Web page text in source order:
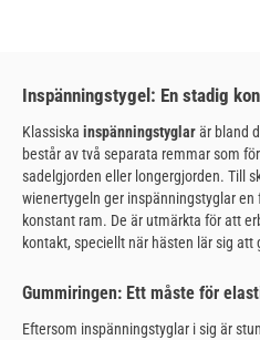
Inspänningstygel: En stadig
Klassiska inspänningstyglarär bland
består av två separata remmar som
sadelgjorden eller longergjorden. Till
wienertygeln ger inspänningstyglar
konstant ram. De är utmärkta för att
kontakt, speciellt när hästen lär sig att
Gummiringen: Ett måste för
Eftersom inspänningstyglar i sig är